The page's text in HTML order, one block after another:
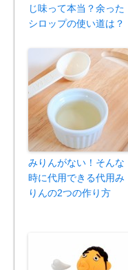
じ味って本当？余った
シロップの使い道は？
みりんがない！そんな
時に代用できる代用み
りんの2つの作り方